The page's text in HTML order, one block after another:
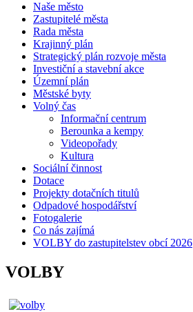
Naše město
Zastupitelé města
Rada města
Krajinný plán
Strategický plán rozvoje města
Investiční a stavební akce
Územní plán
Městské byty
Volný čas
Informační centrum
Berounka a kempy
Videopořady
Kultura
Sociální činnost
Dotace
Projekty dotačních titulů
Odpadové hospodářství
Fotogalerie
Co nás zajímá
VOLBY do zastupitelstev obcí 2026
VOLBY